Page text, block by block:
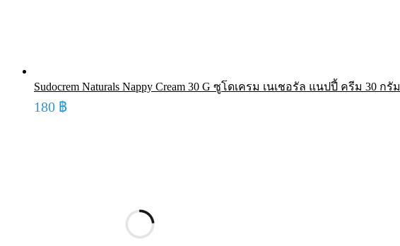
Sudocrem Naturals Nappy Cream 30 G ซูโดเครม เนเชอรัล แนปปี้ ครีม 30 กรัม
180 ฿